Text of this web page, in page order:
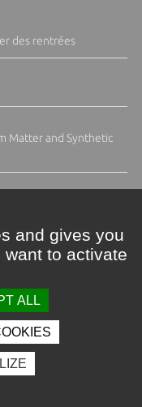
des rentrées
Matter and Synthetic
and gives you
to activate
ALL